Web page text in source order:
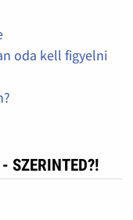
oda kell figyelni
SZERINTED?!